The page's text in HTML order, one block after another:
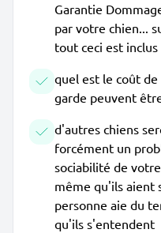
Garantie
par votre chien...
tout ceci est inclus
quel est le coût de
garde peuvent
d'autres chiens
forcément un
sociabilité de
même qu'ils aient
personne aie du
qu'ils s'entendent